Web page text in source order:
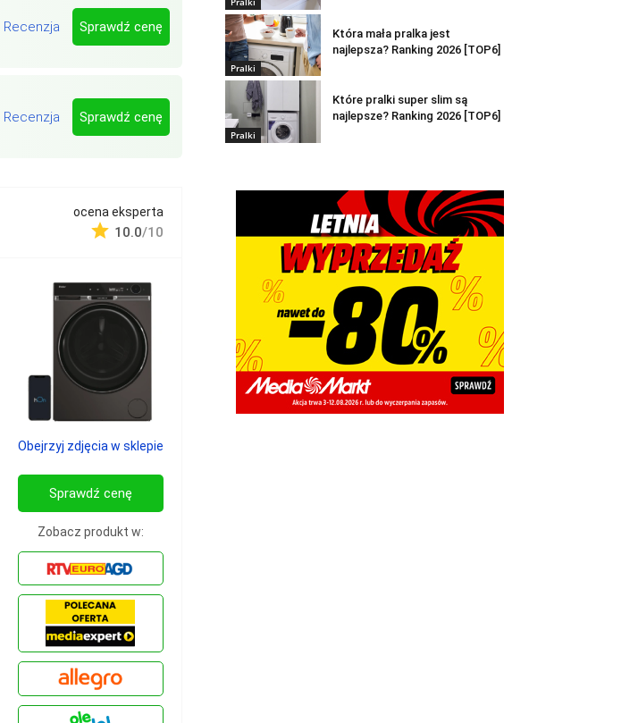
Recenzja Sprawdź cenę
Recenzja Sprawdź cenę
ocena eksperta
10.0/10
Obejrzyj zdjęcia w sklepie
Sprawdź cenę
Zobacz produkt w:
Pralki
Która mała pralka jest
najlepsza? Ranking 2026 [TOP6]
Pralki
Które pralki super slim są
najlepsze? Ranking 2026 [TOP6]